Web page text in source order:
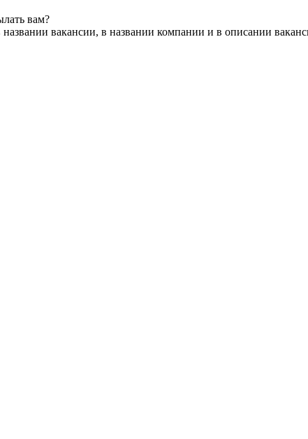
вам?
вакансии, в названии компании и в описании